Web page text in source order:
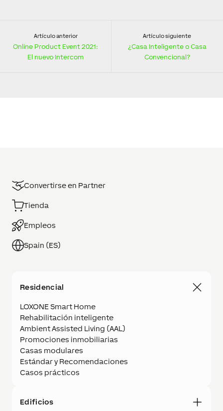
Artículo anterior
Online Product Event 2021:
El nuevo Intercom
Artículo siguiente
¿Casa Inteligente o Casa
Convencional?
Convertirse en Partner
Tienda
Empleos
Spain (ES)
Residencial
LOXONE Smart Home
Rehabilitación inteligente
Ambient Assisted Living (AAL)
Promociones inmobiliarias
Casas modulares
Estándar y Recomendaciones
Casos prácticos
Edificios